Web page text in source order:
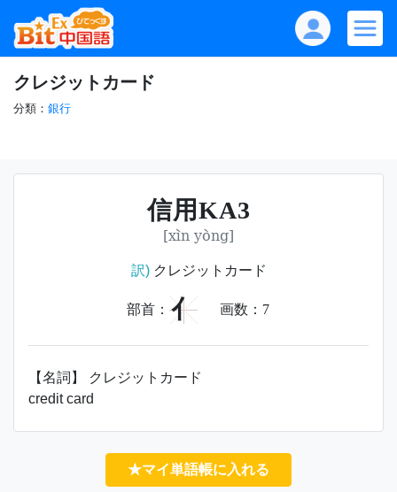
クレジットカード
分類： 銀行
信用KA3
[xìn yòng]
訳)クレジットカード
部首： 亻 画数： 7
【名詞】 クレジットカード
credit card
★マイ単語帳に入れる